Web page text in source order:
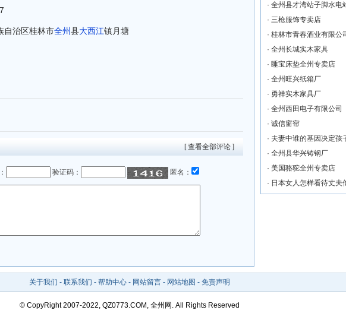
自治区桂林市全州县大西江镇月塘
[ 查看全部评论 ]
验证码： 匿名：
· 全州县才湾站子脚水电
· 三枪服饰专卖店
· 桂林市青春酒业有限公
· 全州长城实木家具
· 睡宝床垫全州专卖店
· 全州旺兴纸箱厂
· 勇祥实木家具厂
· 全州西田电子有限公司
· 诚信窗帘
· 夫妻中谁的基因决定孩
· 全州县华兴铸钢厂
· 美国骆驼全州专卖店
· 日本女人怎样看待丈夫
关于我们 - 联系我们 - 帮助中心 - 网站留言 - 网站地图 - 免责声明
© CopyRight 2007-2022, QZ0773.COM, 全州网. All Rights Reserved